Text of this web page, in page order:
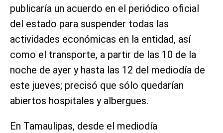
publicaría un acuerdo en el periódico oficial
del estado para suspender todas las
actividades económicas en la entidad, así
como el transporte, a partir de las 10 de la
noche de ayer y hasta las 12 del mediodía de
este jueves; precisó que sólo quedarían
abiertos hospitales y albergues.
En Tamaulipas, desde el mediodía